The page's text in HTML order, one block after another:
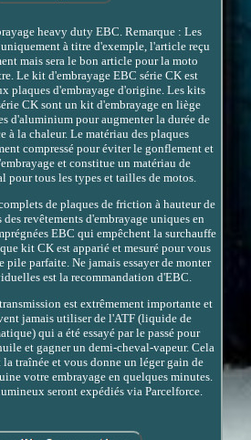
heavy duty EBC. Remarque : Les
à titre d'exemple, l'article reçu
mais sera le bon article pour la moto
Le kit d'embrayage EBC série CK est
plaques d'embrayage d'origine. Les kits
CK sont un kit d'embrayage en liège
d'aluminium pour augmenter la durée de
à la chaleur. Le matériau des plaques
compressé pour éviter le gonflement et
et constitue un matériau de
pour tous les types et tailles de motos.
de plaques de friction à hauteur de
revêtements d'embrayage uniques en
EBC qui empêchent la surchauffe
kit CK est apparié et mesuré pour vous
pile parfaite. Ne jamais essayer de monter
est la recommandation d'EBC.
est extrêmement importante et
jamais utiliser de l'ATF (liquide de
qui a été essayé par le passé pour
et gagner un demi-cheval-vapeur. Cela
traînée et vous donne un léger gain de
votre embrayage en quelques minutes.
seront expédiés via Parcelforce.